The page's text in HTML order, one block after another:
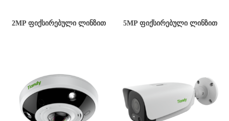
2MP ᲤᲘᲥᲡᲘᲠᲔᲑᲣᲚᲘ ᲚᲘᲜᲖᲘᲗ 5MP ᲤᲘᲥᲡᲘᲠᲔᲑᲣᲚᲘ ᲚᲘᲜᲖᲘᲗ